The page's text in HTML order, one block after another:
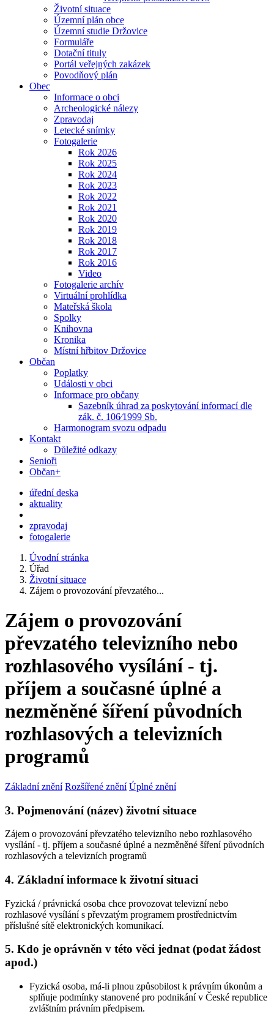
Životní situace
Územní plán obce
Územní studie Držovice
Formuláře
Dotační tituly
Portál veřejných zakázek
Povodňový plán
Obec
Informace o obci
Archeologické nálezy
Zpravodaj
Letecké snímky
Fotogalerie
Rok 2026
Rok 2025
Rok 2024
Rok 2023
Rok 2022
Rok 2021
Rok 2020
Rok 2019
Rok 2018
Rok 2017
Rok 2016
Video
Fotogalerie archív
Virtuální prohlídka
Mateřská škola
Spolky
Knihovna
Kronika
Místní hřbitov Držovice
Občan
Poplatky
Události v obci
Informace pro občany
Sazebník úhrad za poskytování informací dle
zák. č. 106⁄1999 Sb.
Harmonogram svozu odpadu
Kontakt
Důležité odkazy
Senioři
Občan+
úřední deska
aktuality
zpravodaj
fotogalerie
Úvodní stránka
Úřad
Životní situace
Zájem o provozování převzatého...
Zájem o provozování
převzatého televizního nebo
rozhlasového vysílání - tj.
příjem a současné úplné a
nezměněné šíření původních
rozhlasových a televizních
programů
Základní znění Rozšířené znění Úplné znění
3. Pojmenování (název) životní situace
Zájem o provozování převzatého televizního nebo rozhlasového
vysílání - tj. příjem a současné úplné a nezměněné šíření původních
rozhlasových a televizních programů
4. Základní informace k životní situaci
Fyzická / právnická osoba chce provozovat televizní nebo
rozhlasové vysílání s převzatým programem prostřednictvím
příslušné sítě elektronických komunikací.
5. Kdo je oprávněn v této věci jednat (podat žádost
apod.)
Fyzická osoba, má-li plnou způsobilost k právním úkonům a
splňuje podmínky stanovené pro podnikání v České republice
zvláštním právním předpisem.